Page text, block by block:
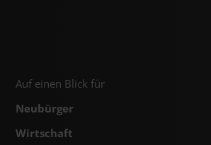
Auf einen Blick für
Neubürger
Wirtschaft